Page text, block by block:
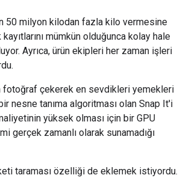
50 milyon kilodan fazla kilo vermesine
kayıtlarını mümkün olduğunca kolay hale
Ayrıca, ürün ekipleri her zaman işleri
fotoğraf çekerek en sevdikleri yemekleri
nesne tanıma algoritması olan Snap It'i
yüksek olması için bir GPU
gerçek zamanlı olarak sunamadığı
taraması özelliği de eklemek istiyordu.